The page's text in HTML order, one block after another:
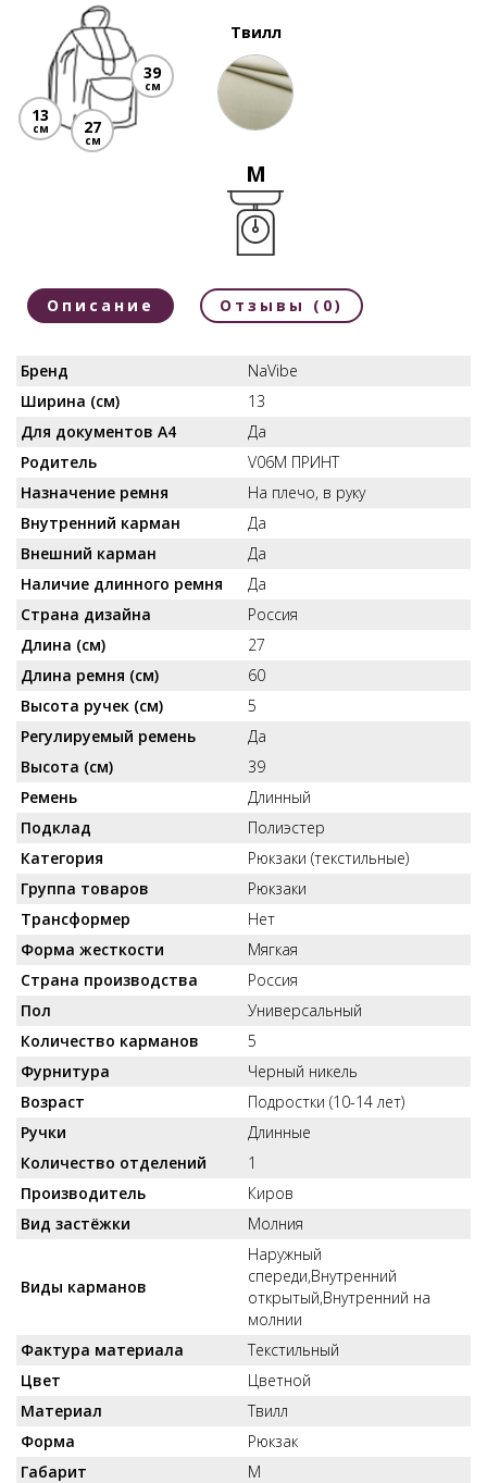
13
см
39
см
27
см
Твилл
M
Описание Отзывы (0)
Бренд
NaVibe
Ширина (см)
13
Для документов А4
Да
Родитель
V06M ПРИНТ
Назначение ремня
На плечо, в руку
Внутренний карман
Да
Внешний карман
Да
Наличие длинного ремня
Да
Страна дизайна
Россия
Длина (см)
27
Длина ремня (см)
60
Высота ручек (см)
5
Регулируемый ремень
Да
Высота (см)
39
Ремень
Длинный
Подклад
Полиэстер
Категория
Рюкзаки (текстильные)
Группа товаров
Рюкзаки
Трансформер
Нет
Форма жесткости
Мягкая
Страна производства
Россия
Пол
Универсальный
Количество карманов
5
Фурнитура
Черный никель
Возраст
Подростки (10-14 лет)
Ручки
Длинные
Количество отделений
1
Производитель
Киров
Вид застёжки
Молния
Виды карманов
Наружный
спереди,Внутренний
открытый,Внутренний на
молнии
Фактура материала
Текстильный
Цвет
Цветной
Материал
Твилл
Форма
Рюкзак
Габарит
M